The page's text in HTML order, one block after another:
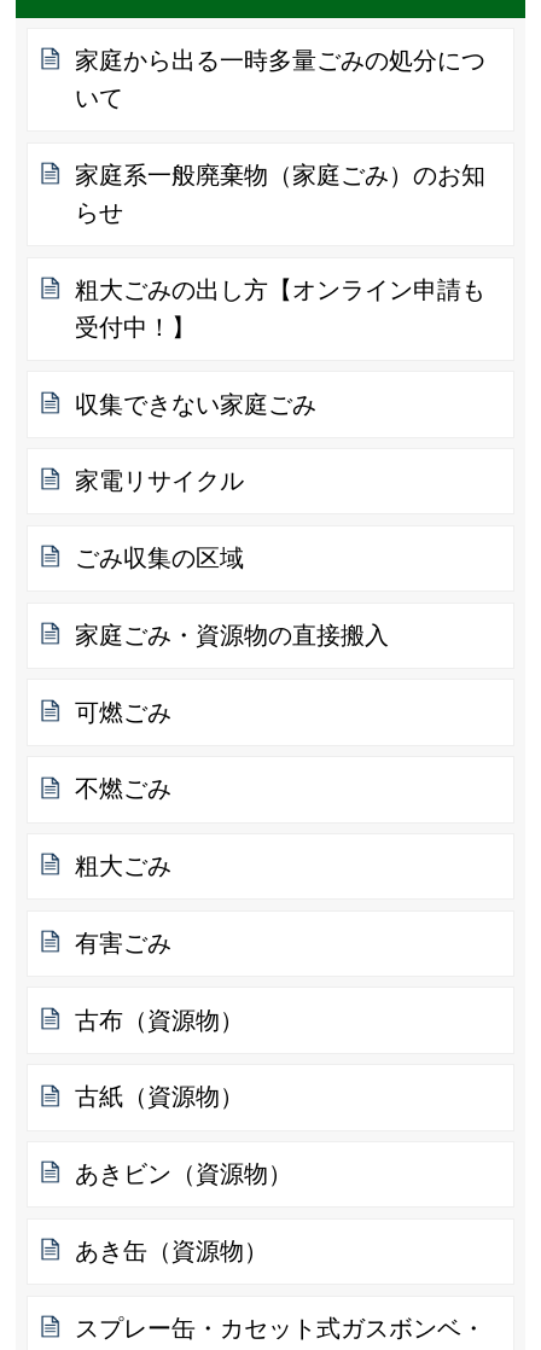
家庭から出る一時多量ごみの処分につ
いて
家庭系一般廃棄物（家庭ごみ）のお知
らせ
粗大ごみの出し方【オンライン申請も
受付中！】
収集できない家庭ごみ
家電リサイクル
ごみ収集の区域
家庭ごみ・資源物の直接搬入
可燃ごみ
不燃ごみ
粗大ごみ
有害ごみ
古布（資源物）
古紙（資源物）
あきビン（資源物）
あき缶（資源物）
スプレー缶・カセット式ガスボンベ・